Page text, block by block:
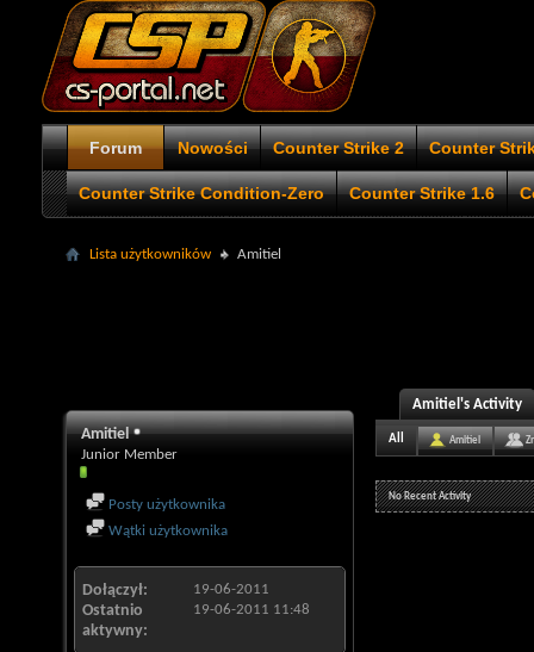
Forum Nowości Counter Strike 2 Counter
Counter Strike Condition-Zero Counter Strike 1.6
Lista użytkowników Amitiel
Amitiel
Junior Member
Posty użytkownika
Wątki użytkownika
Dołączył 19-06-2011
Ostatnio
aktywny
19-06-2011 11:48
Amitiel's Activity
All Amitiel
No Recent Activity